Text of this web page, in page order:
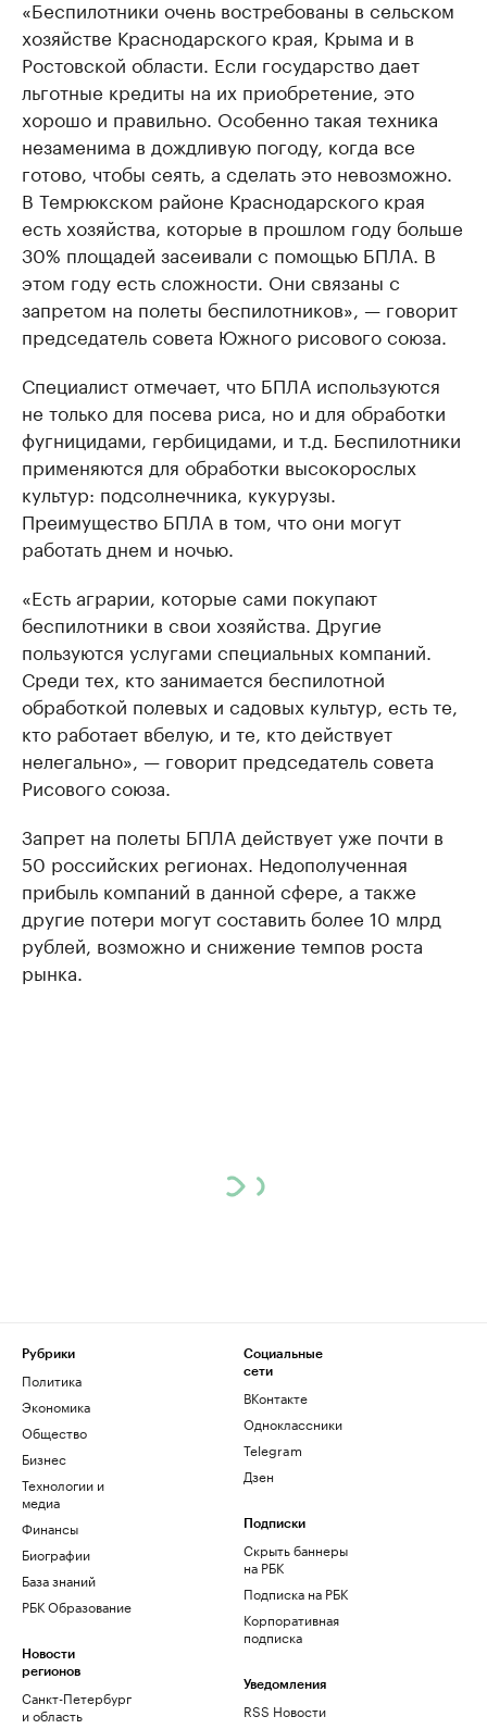
«Беспилотники очень востребованы в сельском
хозяйстве Краснодарского края, Крыма и в
Ростовской области. Если государство дает
льготные кредиты на их приобретение, это
хорошо и правильно. Особенно такая техника
незаменима в дождливую погоду, когда все
готово, чтобы сеять, а сделать это невозможно.
В Темрюкском районе Краснодарского края
есть хозяйства, которые в прошлом году больше
30% площадей засеивали с помощью БПЛА. В
этом году есть сложности. Они связаны с
запретом на полеты беспилотников», — говорит
председатель совета Южного рисового союза.
Специалист отмечает, что БПЛА используются
не только для посева риса, но и для обработки
фугницидами, гербицидами, и т.д. Беспилотники
применяются для обработки высокорослых
культур: подсолнечника, кукурузы.
Преимущество БПЛА в том, что они могут
работать днем и ночью.
«Есть аграрии, которые сами покупают
беспилотники в свои хозяйства. Другие
пользуются услугами специальных компаний.
Среди тех, кто занимается беспилотной
обработкой полевых и садовых культур, есть те,
кто работает вбелую, и те, кто действует
нелегально», — говорит председатель совета
Рисового союза.
Запрет на полеты БПЛА действует уже почти в
50 российских регионах. Недополученная
прибыль компаний в данной сфере, а также
другие потери могут составить более 10 млрд
рублей, возможно и снижение темпов роста
рынка.
Рубрики
Политика
Экономика
Общество
Бизнес
Технологии и
медиа
Финансы
Биографии
База знаний
РБК Образование
Новости
регионов
Санкт-Петербург
и область
Социальные
сети
ВКонтакте
Одноклассники
Telegram
Дзен
Подписки
Скрыть баннеры
на РБК
Подписка на РБК
Корпоративная
подписка
Уведомления
RSS Новости